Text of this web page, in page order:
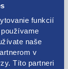
funkcií
naše
v
Títo partneri